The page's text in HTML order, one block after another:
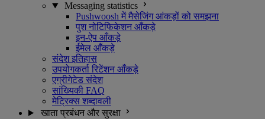
Messaging statistics
Pushwoosh में मैसेजिंग आंकड़ों को समझना
पुश नोटिफिकेशन आँकड़े
इन-ऐप आँकड़े
ईमेल आँकड़े
संदेश इतिहास
उपयोगकर्ता रिटेंशन आँकड़े
एग्रीगेटेड संदेश
सांख्यिकी FAQ
मेट्रिक्स शब्दावली
खाता प्रबंधन और सुरक्षा